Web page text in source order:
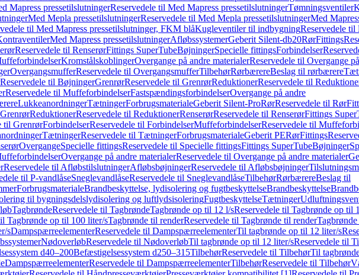
Mapress pressetilslutningerReservedele til Med Mapress pressetilslutningerTømningsventiler
Med Mepla pressetilslutningerReservedele til Med Mepla pressetilslutningerMed
til Med Mapress pressetilslutninger, FKM blåKugleventiler til indbygningReservedele
Med Mapress pressetilslutningerAfløbssystemerGeberit Silent-db20RørFittings
Reservedele til RenserørFittings SuperTubeBøjningerSpecielle fittingsForbindelser
KromstålskoblingerOvergange på andre materialerReservedele til Overgange
OvergangsmufferReservedele til OvergangsmufferTilbehørRørbærereBeslag til rørbærere
Reservedele til BøjningerGrenrørReservedele til GrenrørReduktionerReservedele til
Reservedele til MuffeforbindelserFastspændingsforbindelserOvergange på andre
LukkeanordningerTætningerForbrugsmaterialeGeberit Silent-ProRørReservedele til Rør
ReduktionerReservedele til ReduktionerRenserørReservedele til RenserørFittings
til GrenrørForbindelserReservedele til ForbindelserMuffeforbindelserReservedele til
TætningerReservedele til TætningerForbrugsmaterialeGeberit PERørFittings
OvergangeSpecielle fittingsReservedele til Specielle fittingsFittings SuperTubeBøjninger
Overgange på andre materialerReservedele til Overgange på andre materialer
Reservedele til AfløbstilslutningerAfløbsbøjningerReservedele til Afløbsbøjninger
til P-vandlåseSneglevandlåseReservedele til SneglevandlåseTilbehørRørbærereBeslag til
ForbrugsmaterialeBrandbeskyttelse, lydisolering og fugtbeskyttelseBrandbeskyttelse
til bygningsdelslydisolering og luftlydsisoleringFugtbeskyttelseTætninger
TagbrøndeReservedele til TagbrøndeTagbrønde op til 12 l/sReservedele til Tagbrønde op til
Tagbrønde op til 100 liter/sTagbrønde til renderReservedele til Tagbrønde til render
sDampspærreelementerReservedele til DampspærreelementerTil tagbrønde op til 12 liter/s
NødoverløbReservedele til NødoverløbTil tagbrønde op til 12 liter/sReservedele til
d40–200Befæstigelsessystem d250–315TilbehørReservedele til TilbehørTil
DampspærreelementerReservedele til DampspærreelementerTilbehørReservedele til Tilbehør